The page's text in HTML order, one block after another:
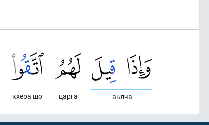
аьлча
царга
кхера шо